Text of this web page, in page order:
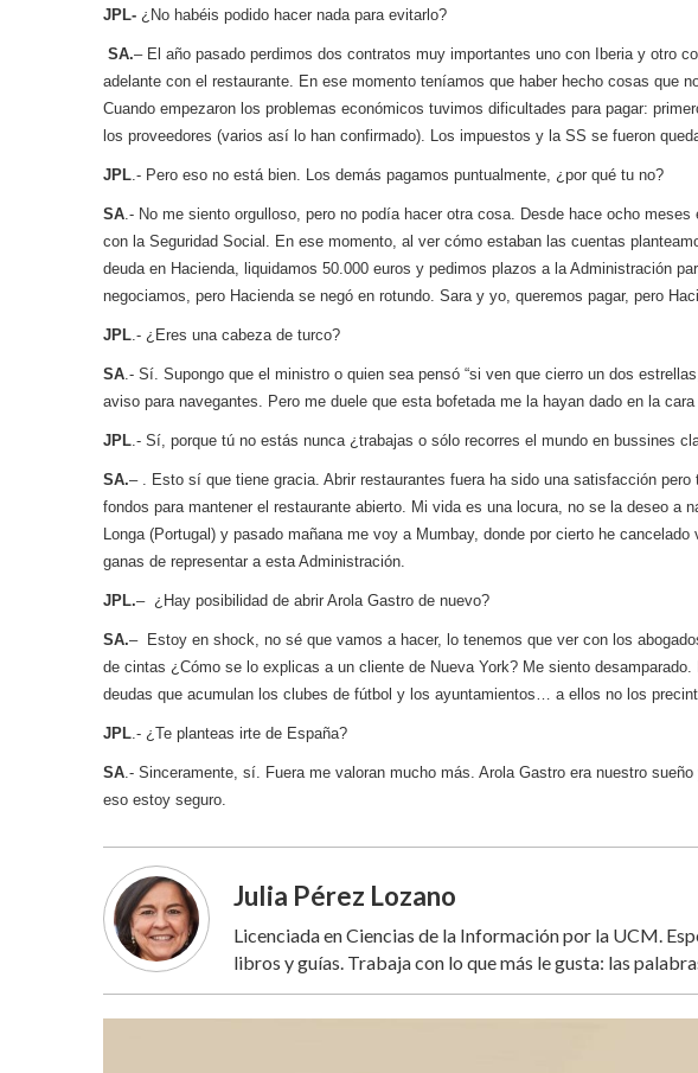
JPL- ¿No habéis podido hacer nada para evitarlo?
SA.– El año pasado perdimos dos contratos muy importantes uno con Iberia y otro
adelante con el restaurante. En ese momento teníamos que haber hecho cosas que
Cuando empezaron los problemas económicos tuvimos dificultades para pagar:
los proveedores (varios así lo han confirmado). Los impuestos y la SS se fueron
JPL.- Pero eso no está bien. Los demás pagamos puntualmente, ¿por qué tu no?
SA.- No me siento orgulloso, pero no podía hacer otra cosa. Desde hace ocho
con la Seguridad Social. En ese momento, al ver cómo estaban las cuentas
deuda en Hacienda, liquidamos 50.000 euros y pedimos plazos a la Administración
negociamos, pero Hacienda se negó en rotundo. Sara y yo, queremos pagar, pero
JPL.- ¿Eres una cabeza de turco?
SA.- Sí. Supongo que el ministro o quien sea pensó “si ven que cierro un dos
aviso para navegantes. Pero me duele que esta bofetada me la hayan dado en la
JPL.- Sí, porque tú no estás nunca ¿trabajas o sólo recorres el mundo en bussines
SA.– . Esto sí que tiene gracia. Abrir restaurantes fuera ha sido una satisfacción
fondos para mantener el restaurante abierto. Mi vida es una locura, no se la deseo a
Longa (Portugal) y pasado mañana me voy a Mumbay, donde por cierto he
ganas de representar a esta Administración.
JPL.– ¿Hay posibilidad de abrir Arola Gastro de nuevo?
SA.– Estoy en shock, no sé que vamos a hacer, lo tenemos que ver con los
de cintas ¿Cómo se lo explicas a un cliente de Nueva York? Me siento
deudas que acumulan los clubes de fútbol y los ayuntamientos… a ellos no los
JPL.- ¿Te planteas irte de España?
SA.- Sinceramente, sí. Fuera me valoran mucho más. Arola Gastro era nuestro
eso estoy seguro.
Julia Pérez Lozano
Licenciada en Ciencias de la Información por la UCM.
libros y guías. Trabaja con lo que más le gusta: las